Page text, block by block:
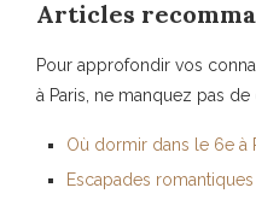
Articles
Pour approfondir vos
à Paris, ne manquez pas
Où dormir dans le 6e à
Escapades